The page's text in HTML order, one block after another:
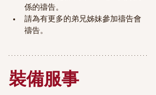
係的禱告。
請為有更多的弟兄姊妹參加禱告會
禱告。
裝備服事